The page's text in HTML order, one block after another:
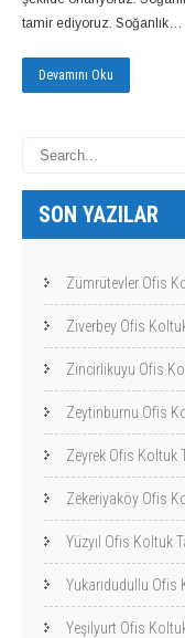
tamir ediyoruz. Soğanlık…
Devamını Oku
SON YAZILAR
Zümrütevler Ofis
Ziverbey Ofis
Zincirlikuyu Ofis
Zeytinburnu Ofis
Zeyrek Ofis Koltuk
Zekeriyaköy Ofis
Yüzyıl Ofis Koltuk
Yukarıdudullu Ofis
Yeşilyurt Ofis